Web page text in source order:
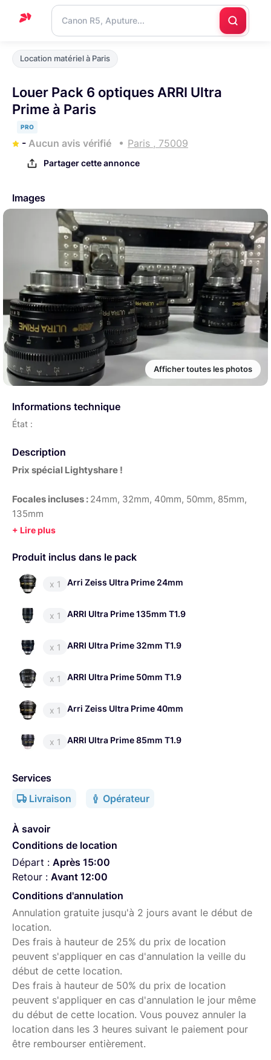
Accueil
Blog
Nous
Location matériel à Paris
Louer Pack 6 optiques ARRI Ultra
Prime à Paris
PRO
- Aucun avis vérifié Paris , 75009
Partager cette annonce
Images
Afficher toutes les photos
Informations technique
État :
Description
Prix spécial Lightyshare !
Focales incluses : 24mm, 32mm, 40mm, 50mm, 85mm,
135mm
Prime si vous voulez le look ARRI !
Produit inclus dans le pack
x 1 Arri Zeiss Ultra Prime 24mm
x 1 ARRI Ultra Prime 135mm T1.9
x 1 ARRI Ultra Prime 32mm T1.9
x 1 ARRI Ultra Prime 50mm T1.9
x 1 Arri Zeiss Ultra Prime 40mm
x 1 ARRI Ultra Prime 85mm T1.9
Services
Livraison
Opérateur
À savoir
Conditions de location
Départ : Après 15:00
Retour : Avant 12:00
Conditions d'annulation
Annulation gratuite jusqu'à 2 jours avant le début de
location.
Des frais à hauteur de 25% du prix de location
peuvent s'appliquer en cas d'annulation la veille du
début de cette location.
Des frais à hauteur de 50% du prix de location
peuvent s'appliquer en cas d'annulation le jour même
du début de cette location. Vous pouvez annuler la
location dans les 3 heures suivant le paiement pour
être rembourser entièrement.